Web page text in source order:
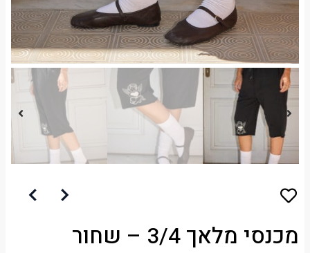
מכנסי מלאך 3/4 – שחור